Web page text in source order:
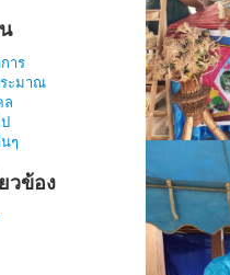
าร
ะมาณ
ล
ๆ
วข้อง